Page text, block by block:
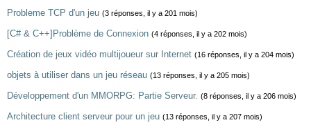
Probleme TCP d'un jeu (3 réponses, il y a 201 mois)
[C# & C++]Problème de Connexion (4 réponses, il y a 202 mois)
Création de jeux vidéo multijoueur sur Internet (16 réponses, il y a 204 mois)
objets à utiliser dans un jeu réseau (13 réponses, il y a 205 mois)
Développement d'un MMORPG: Partie Serveur. (8 réponses, il y a 206 mois)
Architecture client serveur pour un jeu (13 réponses, il y a 207 mois)